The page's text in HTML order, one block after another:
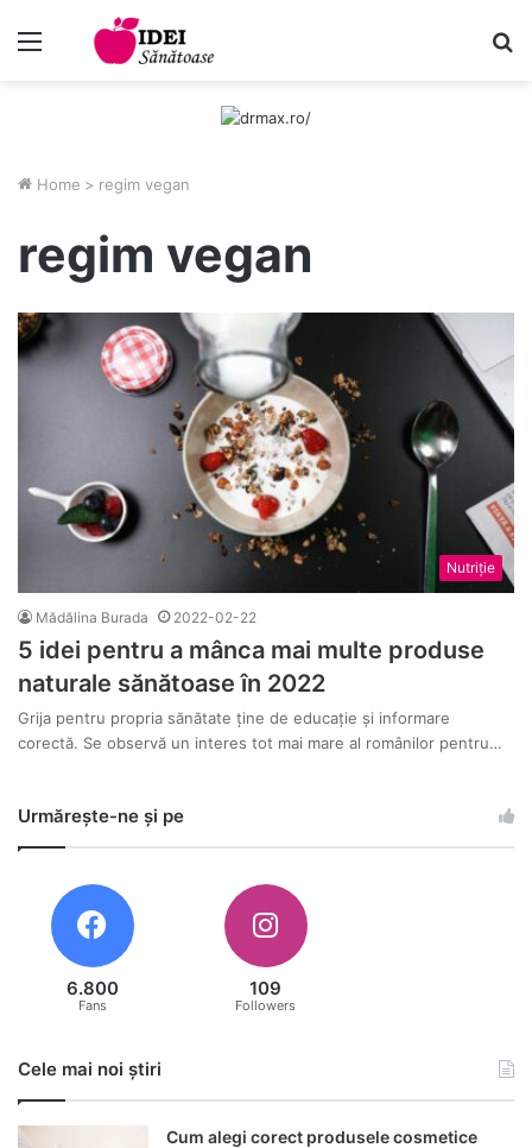
Home > regim vegan
regim vegan
Nutriție
Mădălina Burada 2022-02-22
5 idei pentru a mânca mai multe produse
naturale sănătoase în 2022
Grija pentru propria sănătate ține de educație și informare
corectă. Se observă un interes tot mai mare al românilor pentru…
Urmărește-ne și pe
6.800
Fans
109
Followers
Cele mai noi știri
Cum alegi corect produsele cosmetice